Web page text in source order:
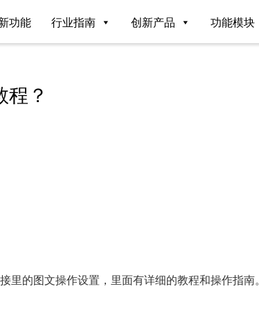
功能 行业指南 创新产品 功能模块
？
的图文操作设置，里面有详细的教程和操作指南。